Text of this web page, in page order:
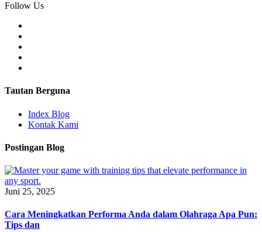
Follow Us
Tautan Berguna
Index Blog
Kontak Kami
Postingan Blog
Juni 25, 2025
Cara Meningkatkan Performa Anda dalam Olahraga Apa Pun:
Tips dan